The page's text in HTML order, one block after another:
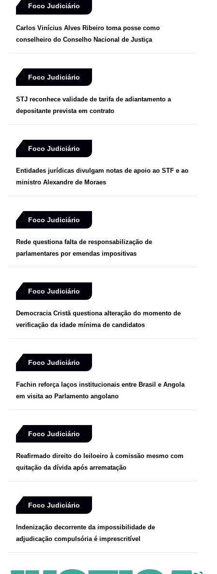
Foco Judiciário
Carlos Vinícius Alves Ribeiro toma posse como
conselheiro do Conselho Nacional de Justiça
Foco Judiciário
STJ reconhece validade de tarifa de adiantamento a
depositante prevista em contrato
Foco Judiciário
Entidades jurídicas divulgam notas de apoio ao STF e ao
ministro Alexandre de Moraes
Foco Judiciário
Rede questiona falta de responsabilização de
parlamentares por emendas impositivas
Foco Judiciário
Democracia Cristã questiona alteração do momento de
verificação da idade mínima de candidatos
Foco Judiciário
Fachin reforça laços institucionais entre Brasil e Angola
em visita ao Parlamento angolano
Foco Judiciário
Reafirmado direito do leiloeiro à comissão mesmo com
quitação da dívida após arrematação
Foco Judiciário
Indenização decorrente da impossibilidade de
adjudicação compulsória é imprescritível